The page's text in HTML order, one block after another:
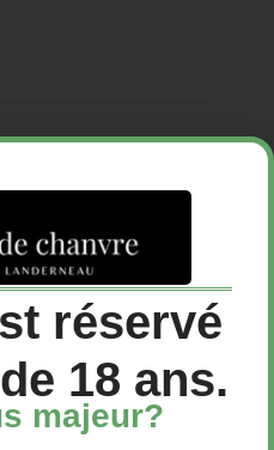
(0)
réservé
18 ans.
majeur?